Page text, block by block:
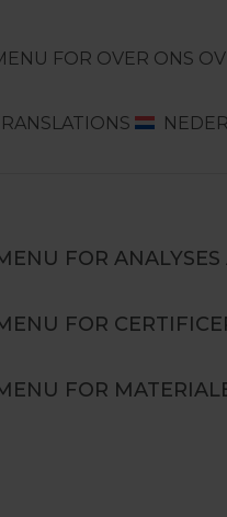
FOR OVER ONS
FOR ANALYSES
FOR
FOR